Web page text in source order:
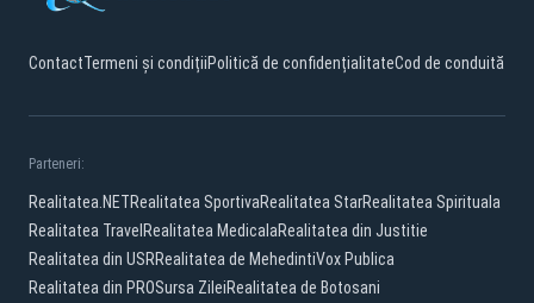
ContactTermeni și condițiiPolitică de confidențialitateCod de conduită
Parteneri:
Realitatea.NETRealitatea SportivaRealitatea StarRealitatea Spirituala
Realitatea Travel Realitatea MedicalaRealitatea din Justitie
Realitatea din USRRealitatea de MehedintiVox Publica
Realitatea din PROSursa ZileiRealitatea de Botosani